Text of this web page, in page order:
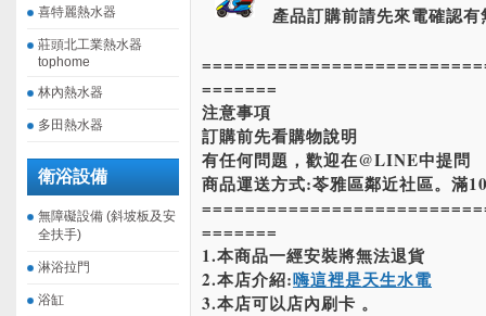
喜特麗熱水器
莊頭北工業熱水器
tophome
林內熱水器
多田熱水器
衛浴設備
無障礙設備 (斜坡板及安
全扶手)
淋浴拉門
浴缸
產品訂購前請先來電確認有
=======
注意事項
訂購前先看購物說明
有任何問題，歡迎在@LINE中提問
商品運送方式:苓雅區鄰近社區。滿
=======
1.本商品一經安裝將無法退貨
2.本店介紹:嗨這裡是天生水電
3.本店可以店內刷卡 。